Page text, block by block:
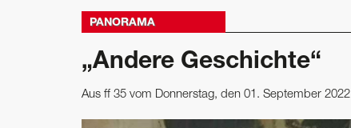
PANORAMA
„Andere Geschichte“
Aus ff 35 vom Donnerstag, den 01. September 2022